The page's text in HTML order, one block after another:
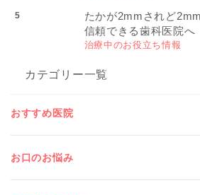
たかが2mmされど
信頼できる歯科医院へ
治療中のお役立ち情報
カテゴリー一覧
おすすめ医院
お口のお悩み